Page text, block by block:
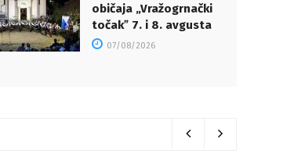
običaja „Vražogrnački
točakˮ 7. i 8. avgusta
07/08/2026